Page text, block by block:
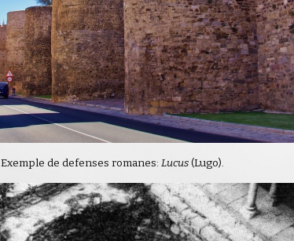
Exemple de defenses romanes: Lucus(Lugo).